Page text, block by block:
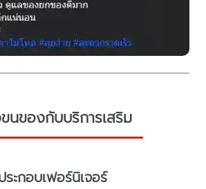
นของกับบริการเสริม
ะกอบเฟอร์นิเจอร์